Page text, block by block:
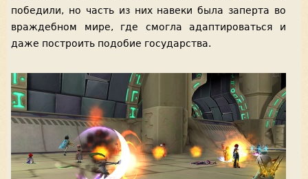
победили, но часть из них навеки была заперта во
враждебном мире, где смогла адаптироваться и
даже построить подобие государства.